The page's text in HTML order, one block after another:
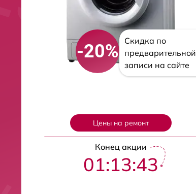
-20%
Скидка по
предварительной
записи на сайте
Цены на ремонт
Конец акции
01:13:42